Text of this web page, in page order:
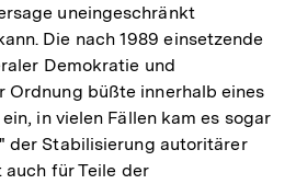
uneingeschränkt
Die nach 1989 einsetzende
Demokratie und
büßte innerhalb eines
in vielen Fällen kam es sogar
der Stabilisierung autoritärer
für Teile der